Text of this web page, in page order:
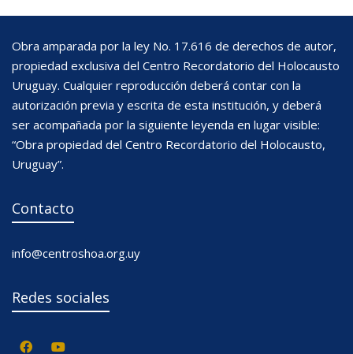
Obra amparada por la ley No. 17.616 de derechos de autor,
propiedad exclusiva del Centro Recordatorio del Holocausto
Uruguay. Cualquier reproducción deberá contar con la
autorización previa y escrita de esta institución, y deberá
ser acompañada por la siguiente leyenda en lugar visible:
“Obra propiedad del Centro Recordatorio del Holocausto,
Uruguay”.
Contacto
info@centroshoa.org.uy
Redes sociales